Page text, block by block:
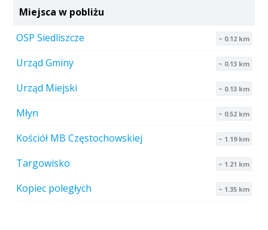
Miejsca w pobliżu
OSP Siedliszcze
~ 0.12 km
Urząd Gminy ~ 0.13 km
Urząd Miejski ~ 0.13 km
Młyn ~ 0.52 km
Kościół MB Częstochowskiej ~ 1.19 km
Targowisko ~ 1.21 km
Kopiec poległych ~ 1.35 km